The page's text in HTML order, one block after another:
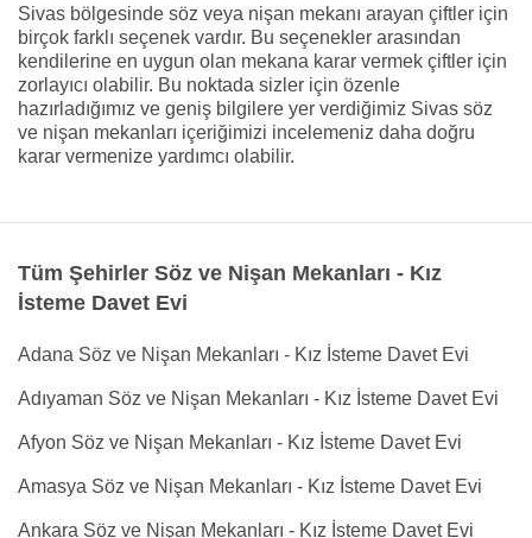
Sivas bölgesinde söz veya nişan mekanı arayan çiftler için
birçok farklı seçenek vardır. Bu seçenekler arasından
kendilerine en uygun olan mekana karar vermek çiftler için
zorlayıcı olabilir. Bu noktada sizler için özenle
hazırladığımız ve geniş bilgilere yer verdiğimiz Sivas söz
ve nişan mekanları içeriğimizi incelemeniz daha doğru
karar vermenize yardımcı olabilir.
Tüm Şehirler Söz ve Nişan Mekanları - Kız
İsteme Davet Evi
Adana Söz ve Nişan Mekanları - Kız İsteme Davet Evi
Adıyaman Söz ve Nişan Mekanları - Kız İsteme Davet Evi
Afyon Söz ve Nişan Mekanları - Kız İsteme Davet Evi
Amasya Söz ve Nişan Mekanları - Kız İsteme Davet Evi
Ankara Söz ve Nişan Mekanları - Kız İsteme Davet Evi